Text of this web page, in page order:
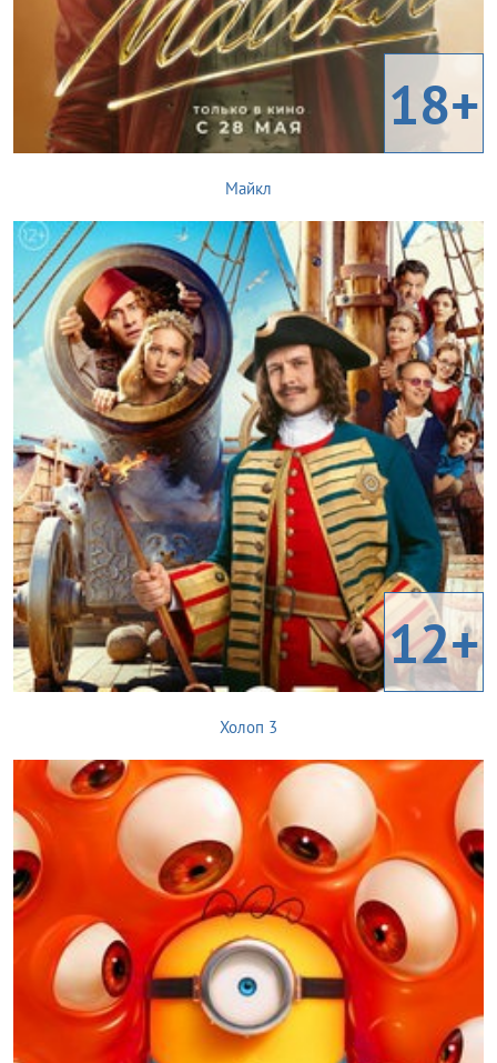
18+
Майкл
12+
Холоп 3